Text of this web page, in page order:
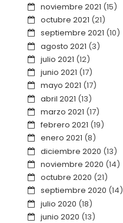
noviembre 2021 (15)
octubre 2021 (21)
septiembre 2021 (10)
agosto 2021 (3)
julio 2021 (12)
junio 2021 (17)
mayo 2021 (17)
abril 2021 (13)
marzo 2021 (17)
febrero 2021 (19)
enero 2021 (8)
diciembre 2020 (13)
noviembre 2020 (14)
octubre 2020 (21)
septiembre 2020 (14)
julio 2020 (18)
junio 2020 (13)